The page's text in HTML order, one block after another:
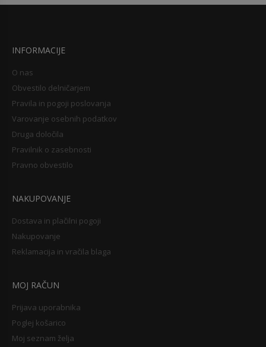
INFORMACIJE
O nas
Obvestilo delničarjem
Pravila in pogoji poslovanja
Varovanje osebnih podatkov
Druga določila
Pravilnik o zasebnosti
Pravno obvestilo
NAKUPOVANJE
Dostava in plačilni pogoji
Nakupovanje
Reklamacija in vračila blaga
MOJ RAČUN
Prijava uporabnika
Poglej košarico
Moj seznam želja